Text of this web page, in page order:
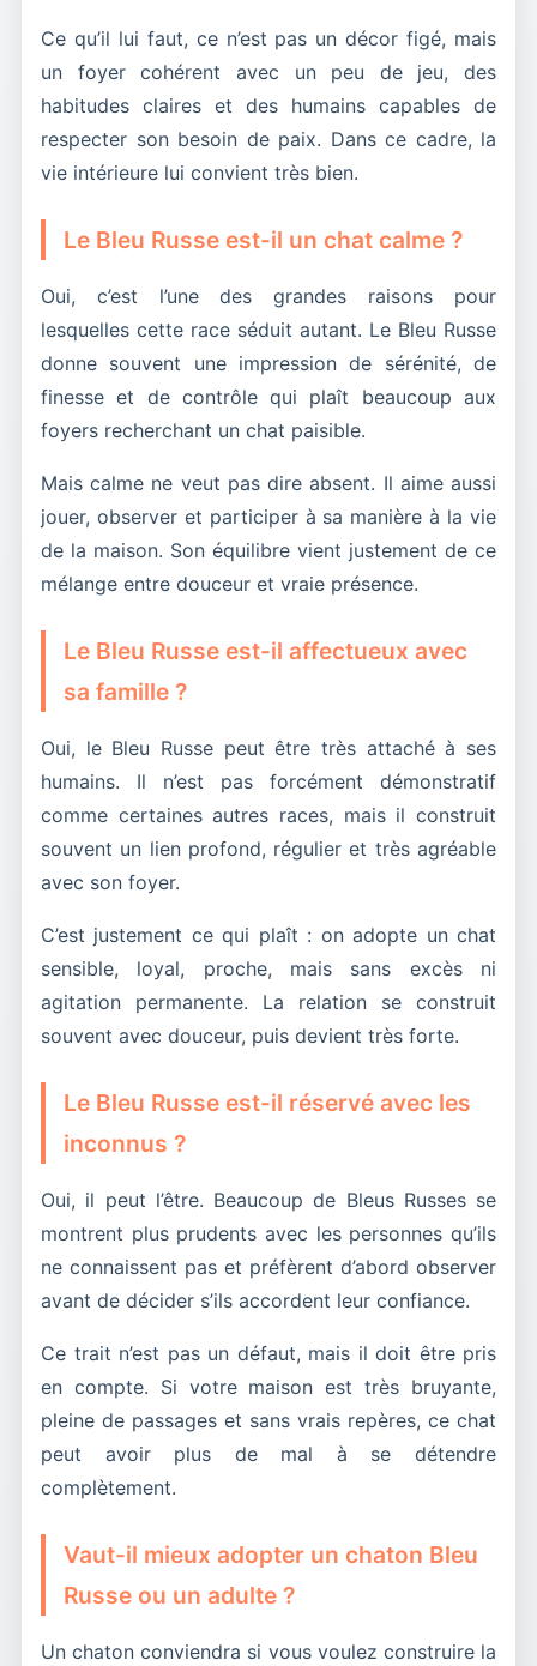
Ce qu’il lui faut, ce n’est pas un décor figé, mais
un foyer cohérent avec un peu de jeu, des
habitudes claires et des humains capables de
respecter son besoin de paix. Dans ce cadre, la
vie intérieure lui convient très bien.
Le Bleu Russe est-il un chat calme ?
Oui, c’est l’une des grandes raisons pour
lesquelles cette race séduit autant. Le Bleu Russe
donne souvent une impression de sérénité, de
finesse et de contrôle qui plaît beaucoup aux
foyers recherchant un chat paisible.
Mais calme ne veut pas dire absent. Il aime aussi
jouer, observer et participer à sa manière à la vie
de la maison. Son équilibre vient justement de ce
mélange entre douceur et vraie présence.
Le Bleu Russe est-il affectueux avec
sa famille ?
Oui, le Bleu Russe peut être très attaché à ses
humains. Il n’est pas forcément démonstratif
comme certaines autres races, mais il construit
souvent un lien profond, régulier et très agréable
avec son foyer.
C’est justement ce qui plaît : on adopte un chat
sensible, loyal, proche, mais sans excès ni
agitation permanente. La relation se construit
souvent avec douceur, puis devient très forte.
Le Bleu Russe est-il réservé avec les
inconnus ?
Oui, il peut l’être. Beaucoup de Bleus Russes se
montrent plus prudents avec les personnes qu’ils
ne connaissent pas et préfèrent d’abord observer
avant de décider s’ils accordent leur confiance.
Ce trait n’est pas un défaut, mais il doit être pris
en compte. Si votre maison est très bruyante,
pleine de passages et sans vrais repères, ce chat
peut avoir plus de mal à se détendre
complètement.
Vaut-il mieux adopter un chaton Bleu
Russe ou un adulte ?
Un chaton conviendra si vous voulez construire la